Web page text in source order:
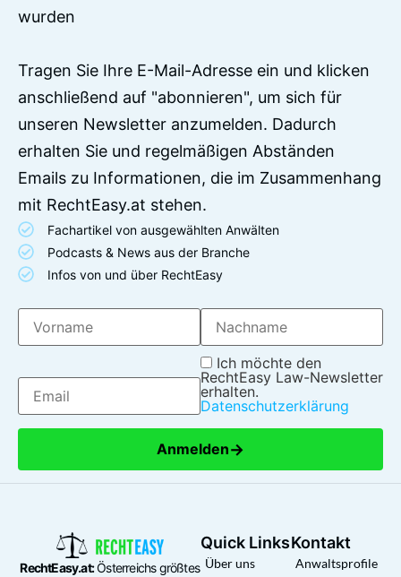
wurden
Tragen Sie Ihre E-Mail-Adresse ein und klicken
anschließend auf "abonnieren", um sich für
unseren Newsletter anzumelden. Dadurch
erhalten Sie und regelmäßigen Abständen
Emails zu Informationen, die im Zusammenhang
mit RechtEasy.at stehen.
Fachartikel von ausgewählten Anwälten
Podcasts & News aus der Branche
Infos von und über RechtEasy
Ich möchte den
RechtEasy Law-Newsletter
erhalten.
Datenschutzerklärung
Anmelden→
RechtEasy.at:Österreichs größtes
Quick Links
Über uns
Kontakt
Anwaltsprofile